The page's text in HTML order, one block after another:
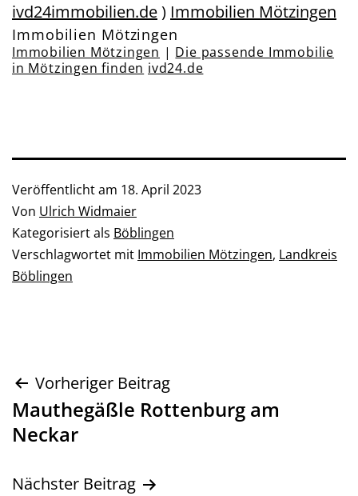
ivd24immobilien.de) Immobilien Mötzingen
Immobilien Mötzingen
Immobilien Mötzingen | Die passende Immobilie
in Mötzingen finden ivd24.de
Veröffentlicht am 18. April 2023
Von Ulrich Widmaier
Kategorisiert als Böblingen
Verschlagwortet mit Immobilien Mötzingen, Landkreis
Böblingen
Beitragsnavigation
Vorheriger Beitrag
Mauthegäßle Rottenburg am
Neckar
Nächster Beitrag